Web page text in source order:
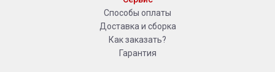
Способы оплаты
Доставка и сборка
Как заказать?
Гарантия